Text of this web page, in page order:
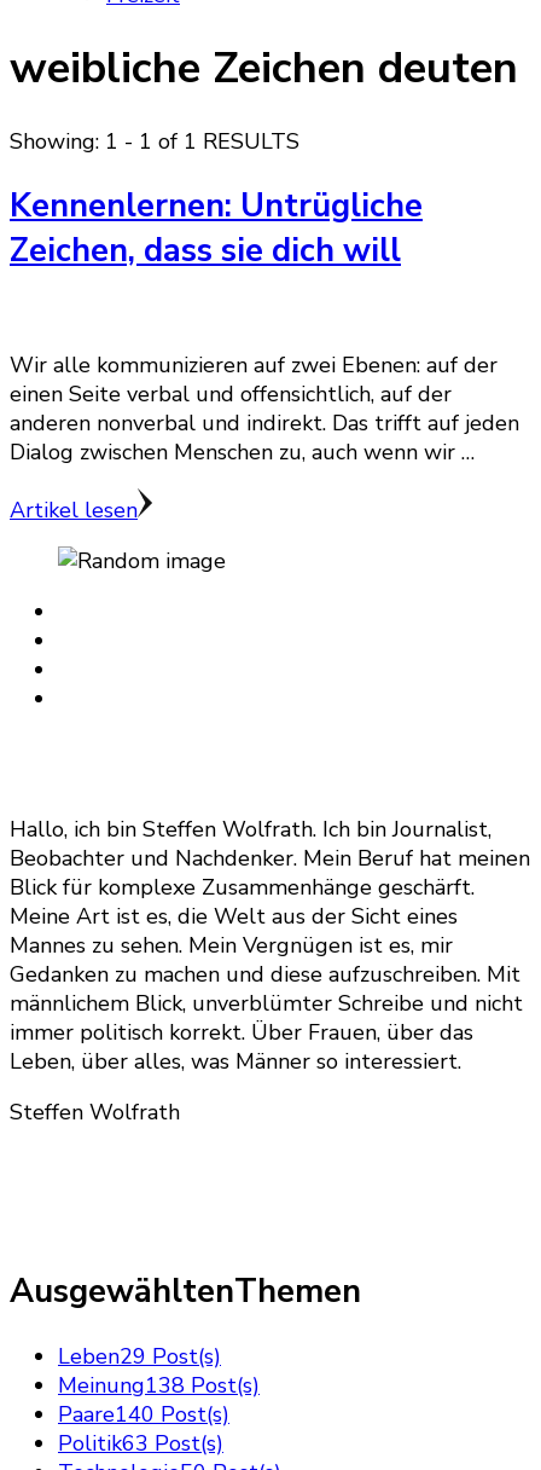
weibliche Zeichen deuten
Showing: 1 - 1 of 1 RESULTS
Kennenlernen: Untrügliche
Zeichen, dass sie dich will
Wir alle kommunizieren auf zwei Ebenen: auf der
einen Seite verbal und offensichtlich, auf der
anderen nonverbal und indirekt. Das trifft auf jeden
Dialog zwischen Menschen zu, auch wenn wir …
Artikel lesen
Hallo, ich bin Steffen Wolfrath. Ich bin Journalist,
Beobachter und Nachdenker. Mein Beruf hat meinen
Blick für komplexe Zusammenhänge geschärft.
Meine Art ist es, die Welt aus der Sicht eines
Mannes zu sehen. Mein Vergnügen ist es, mir
Gedanken zu machen und diese aufzuschreiben. Mit
männlichem Blick, unverblümter Schreibe und nicht
immer politisch korrekt. Über Frauen, über das
Leben, über alles, was Männer so interessiert.
Steffen Wolfrath
AusgewähltenThemen
Leben29 Post(s)
Meinung138 Post(s)
Paare140 Post(s)
Politik63 Post(s)